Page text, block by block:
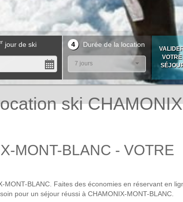
jour de ski 4 Durée de la location
7 jours
ski
MONT-BLANC - VOTRE
BLANC. Faites des économies en réservant en
pour un séjour réussi à CHAMONIX-MONT-BLANC.